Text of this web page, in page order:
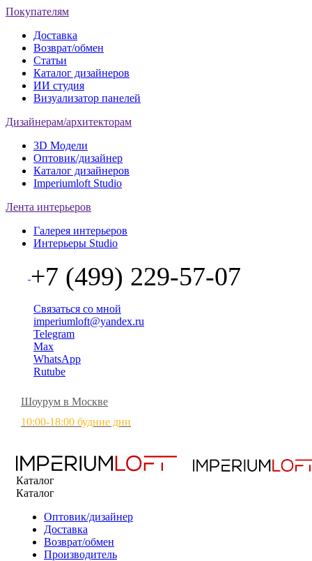
Покупателям
Доставка
Возврат/обмен
Статьи
Каталог дизайнеров
ИИ студия
Визуализатор панелей
Дизайнерам/архитекторам
3D Модели
Оптовик/дизайнер
Каталог дизайнеров
Imperiumloft Studio
Лента интерьеров
Галерея интерьеров
Интерьеры Studio
+7 (499) 229-57-07
Связаться со мной
imperiumloft@yandex.ru
Telegram
Max
WhatsApp
Rutube
Шоурум в Москве
10:00-18:00 будние дни
Каталог
Каталог
Оптовик/дизайнер
Доставка
Возврат/обмен
Производитель